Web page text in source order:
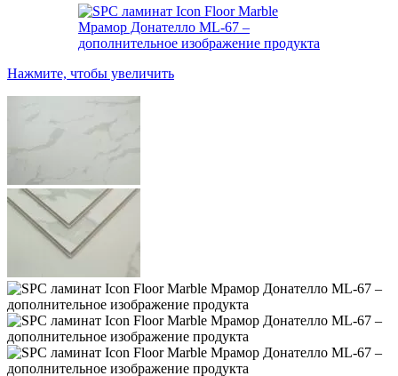
Нажмите, чтобы увеличить